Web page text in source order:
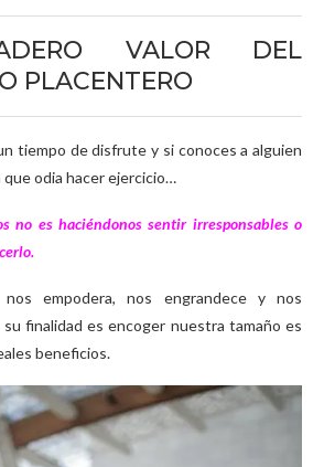
VALOR DEL
PLACENTERO
tiempo de disfrute y si conoces a alguien
odia hacer ejercicio…
no es haciéndonos sentir irresponsables o
empodera, nos engrandece y nos
finalidad es encoger nuestra tamaño es
beneficios.